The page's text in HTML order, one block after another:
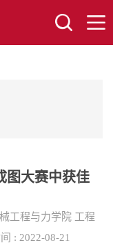
图大赛中获佳
工程与力学院 工程
: 2022-08-21